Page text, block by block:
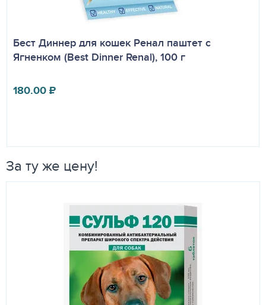
Бест Диннер для кошек Ренал паштет с
Ягненком (Best Dinner Renal), 100 г
180.00₽
За ту же цену!